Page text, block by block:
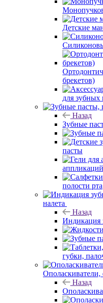
Детские
брекетов)
для зубных
Назад
Зубные
пасты
аппликаций
полости рта
налета
Назад
Индикация
губки,
Ополаскиватели,
Назад